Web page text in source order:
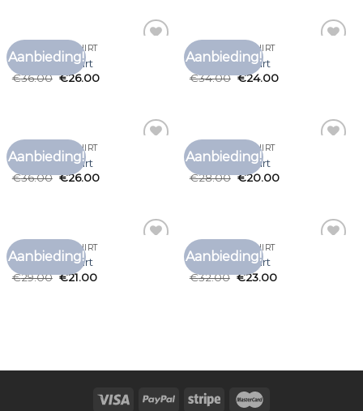
Aanbieding!
YOURTURN T SHIRT
yourturn t shirt
€36.00 €26.00
Aanbieding!
YOURTURN T SHIRT
yourturn t shirt
€34.00 €24.00
Aanbieding!
YOURTURN T SHIRT
yourturn t shirt
€36.00 €26.00
Aanbieding!
YOURTURN T SHIRT
yourturn t shirt
€28.00 €20.00
Aanbieding!
YOURTURN T SHIRT
yourturn t shirt
€29.00 €21.00
Aanbieding!
YOURTURN T SHIRT
yourturn t shirt
€32.00 €23.00